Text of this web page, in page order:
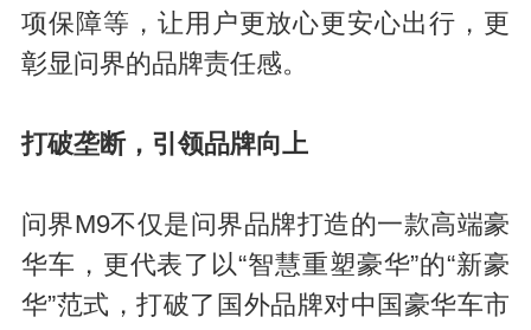
项保障等，让用户更放心更安心出行，更
彰显问界的品牌责任感。
打破垄断，引领品牌向上
问界M9不仅是问界品牌打造的一款高端豪
华车，更代表了以“智慧重塑豪华”的“新豪
华”范式，打破了国外品牌对中国豪华车市